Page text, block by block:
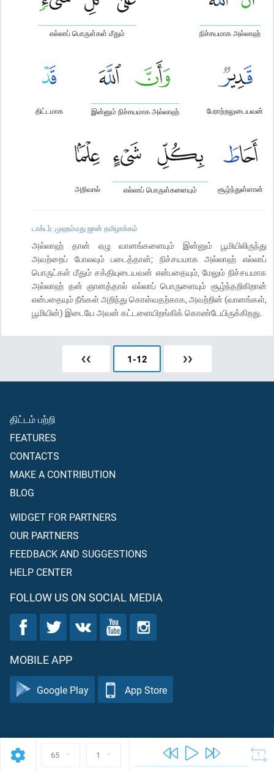
65 1
நிச்சயமாக அல்லாஹ்
எல்லாப் பொருள்கள் மீதும்
பேராற்றலுடையவன்
இன்னும் நிச்சயமாக அல்லாஹ்
திட்டமாக
சூழ்ந்துள்ளான்
எல்லாப் பொருள்களையும்
அறிவால்
டாக்டர். முஹம்மது ஜான் தமிழாக்கம்
அல்லாஹ் தான் ஏழு வானங்களையும் இன்னும் பூமியிலிருந்து
அவற்றைப் போலவும் படைத்தான்; நிச்சயமாக அல்லாஹ் எல்லாப்
பொருட்கள் மீதும் சக்தியுடையவன் என்பதையும், மேலும் நிச்சயமாக
அல்லாஹ் தன் ஞானத்தால் எல்லாப் பொருளையும் சூழ்ந்தறிகிறான்
என்பதையும் நீங்கள் அறிந்து கொள்வதற்காக, அவற்றின் (வானங்கள்,
பூமியின்) இடையே அவன் கட்டளையிறங்கிக் கொண்டேயிருக்கிறது.
❮❮ 1-12 ❯❯
திட்டம் பற்றி
FEATURES
CONTACTS
MAKE A CONTRIBUTION
BLOG
WIDGET FOR PARTNERS
OUR PARTNERS
FEEDBACK AND SUGGESTIONS
HELP CENTER
FOLLOW US ON SOCIAL MEDIA
MOBILE APP
Google Play App Store